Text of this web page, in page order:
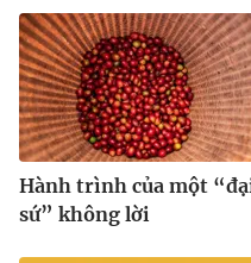
Hành trình của một
sứ” không lời